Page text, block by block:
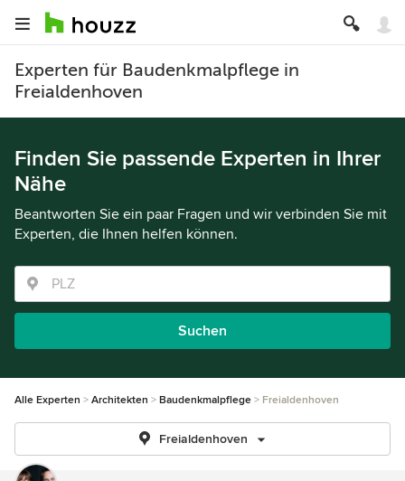
Experten für Baudenkmalpflege in
Freialdenhoven
Finden Sie passende Experten in Ihrer
Nähe
Beantworten Sie ein paar Fragen und wir verbinden Sie mit
Experten, die Ihnen helfen können.
Suchen
Alle Experten Architekten Baudenkmalpflege Freialdenhoven
Freialdenhoven